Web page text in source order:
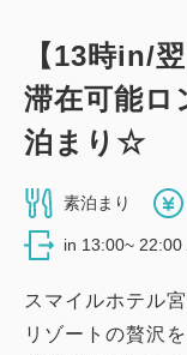
名）
禁煙
Wi-Fiあり（
【13時in/
滞在可能
泊まり☆
素泊まり
in 13:00~
スマイルホテル
リゾートの贅沢